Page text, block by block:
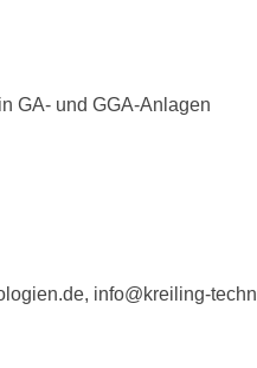
GA- und GGA-Anlagen
info@kreiling-